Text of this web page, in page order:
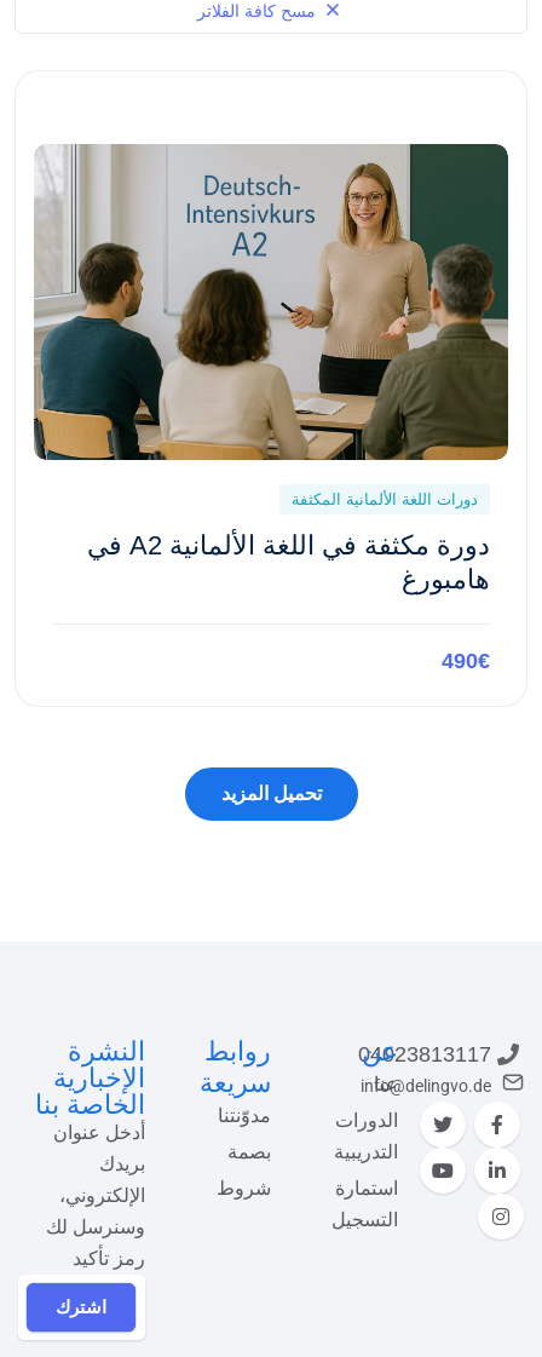
مسح كافة الفلاتر
دورات اللغة الألمانية المكثفة
دورة مكثفة في اللغة الألمانية A2 في
هامبورغ
490€
04023813117
info@delingvo.de
عن
عنا
الدورات
التدريبية
استمارة
التسجيل
روابط
سريعة
مدوّنتنا
بصمة
شروط
النشرة
الإخبارية
الخاصة بنا
أدخل عنوان
بريدك
الإلكتروني،
وسنرسل لك
رمز تأكيد
اشترك